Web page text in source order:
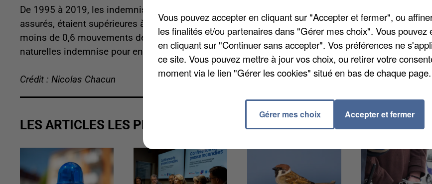
De 1995 à 2019, les indemnisations annuelles moyennes versées à la suite de ces dommages
assurés, étaient supérieures à 1 million d'euros en Seine-et-Marne. Pourtant, le département
moins de 0,6 mouvements de terrain par 10 km². En France, le régime d'assurance des
naturelles indemnise pour environ 28 millions d'euros ces sinistres chaque année.
Crédit : Nicolas Chacun
LES ARTICLES LES PLUS VUS
Vous pouvez accepter en cliquant sur "Accepter et fermer", ou
les finalités et/ou partenaires dans "Gérer mes choix". Vous pouvez
en cliquant sur "Continuer sans accepter". Vos préférences ne
ce site. Vous pouvez mettre à jour vos choix, ou retirer votre
moment via le lien "Gérer les cookies" situé en bas de chaque page.
Gérer mes choix Accepter et fermer